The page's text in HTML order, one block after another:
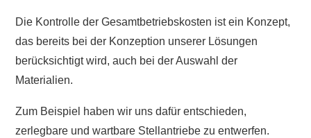
Die Kontrolle der Gesamtbetriebskosten ist ein Konzept,
das bereits bei der Konzeption unserer Lösungen
berücksichtigt wird, auch bei der Auswahl der
Materialien.
Zum Beispiel haben wir uns dafür entschieden,
zerlegbare und wartbare Stellantriebe zu entwerfen.